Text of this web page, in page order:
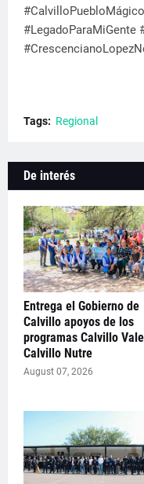
#LegadoParaMiGente
Tags: Regional
De interés
Entrega el Gobierno de
Calvillo apoyos de los
programas Calvillo
Calvillo Nutre
August 07, 2026